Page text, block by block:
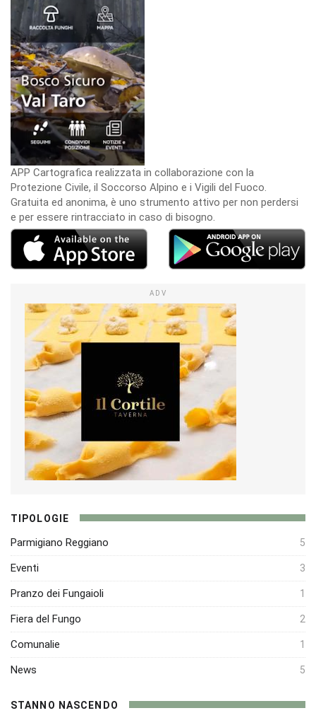
APP Cartografica realizzata in collaborazione con la
Protezione Civile, il Soccorso Alpino e i Vigili del Fuoco.
Gratuita ed anonima, è uno strumento attivo per non perdersi
e per essere rintracciato in caso di bisogno.
ADV
TIPOLOGIE
Parmigiano Reggiano 5
Eventi 3
Pranzo dei Fungaioli 1
Fiera del Fungo 2
Comunalie 1
News 5
STANNO NASCENDO